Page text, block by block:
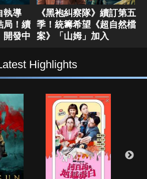
執導
局！續
開發中
《黑袍糾察隊》續訂第五
季！統籌希望《超自然檔
案》「山姆」加入
Highlights